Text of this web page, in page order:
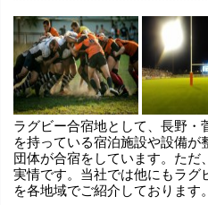
ラグビー合宿地として、長野・
を持っている宿泊施設や設備
団体が合宿をしています。た
実情です。当社では他にもラグ
を各地域でご紹介しております。